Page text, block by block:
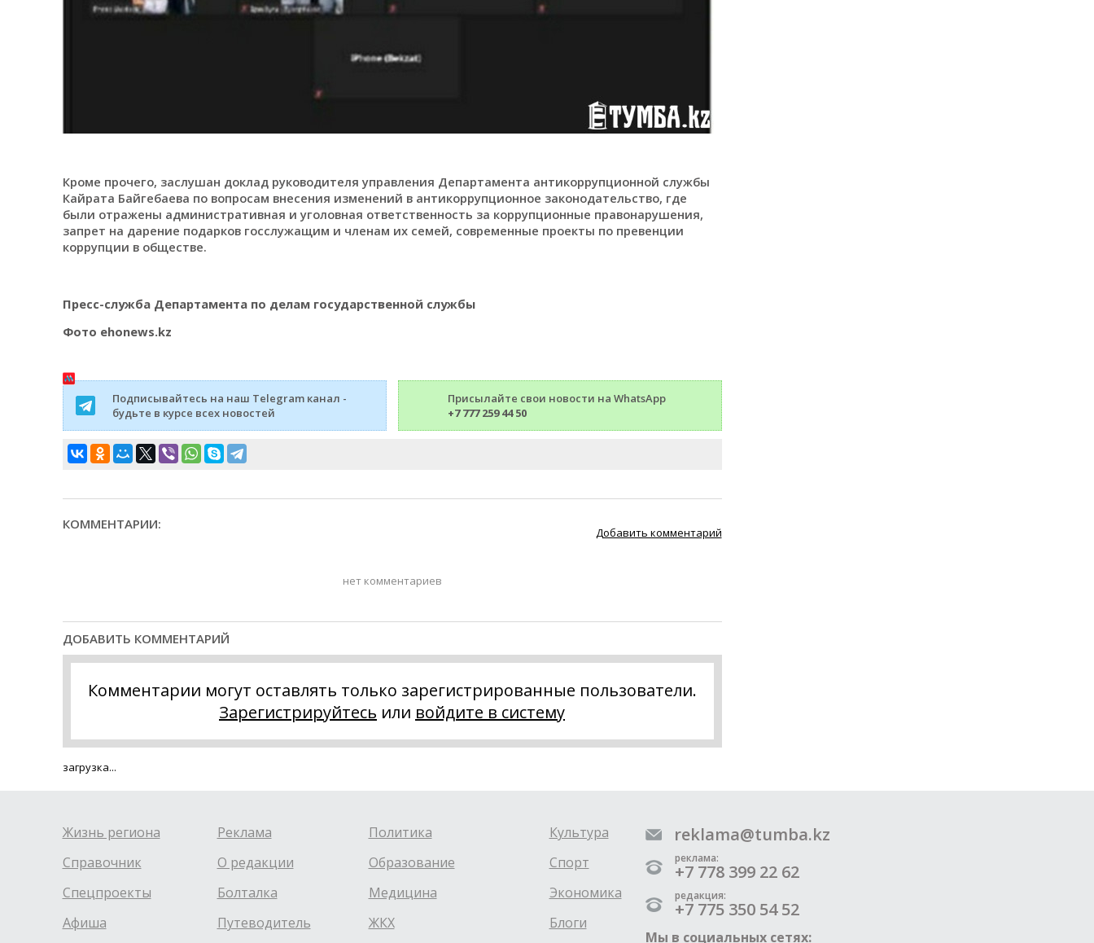
Кроме прочего, заслушан доклад руководителя управления Департамента антикоррупционной службы
Кайрата Байгебаева по вопросам внесения изменений в антикоррупционное законодательство, где
были отражены административная и уголовная ответственность за коррупционные правонарушения,
запрет на дарение подарков госслужащим и членам их семей, современные проекты по превенции
коррупции в обществе.
Пресс-служба Департамента по делам государственной службы
Фото ehonews.kz
Подписывайтесь на наш Telegram канал -
будьте в курсе всех новостей
Присылайте свои новости на WhatsApp
+7 777 259 44 50
КОММЕНТАРИИ:
Добавить комментарий
нет комментариев
ДОБАВИТЬ КОММЕНТАРИЙ
Комментарии могут оставлять только зарегистрированные пользователи.
Зарегистрируйтесь или войдите в систему
загрузка...
Жизнь региона
Справочник
Спецпроекты
Афиша
Реклама
О редакции
Болталка
Путеводитель
Политика
Образование
Медицина
ЖКХ
Культура
Спорт
Экономика
Блоги
reklama@tumba.kz
реклама:
+7 778 399 22 62
редакция:
+7 775 350 54 52
Мы в социальных сетях: